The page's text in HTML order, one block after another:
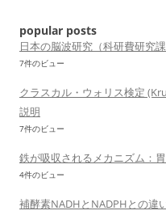
popular posts
日本の脳波研究（科研費研究課
7件のビュー
クラスカル・ウォリス検定
説明
7件のビュー
鉄が吸収されるメカニズム：
4件のビュー
補酵素NADHとNADPHとの違